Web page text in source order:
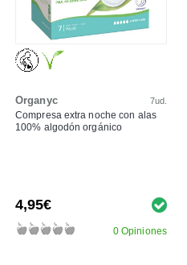
Organyc 7ud.
Compresa extra noche con alas
100% algodón orgánico
4,95€
0 Opiniones